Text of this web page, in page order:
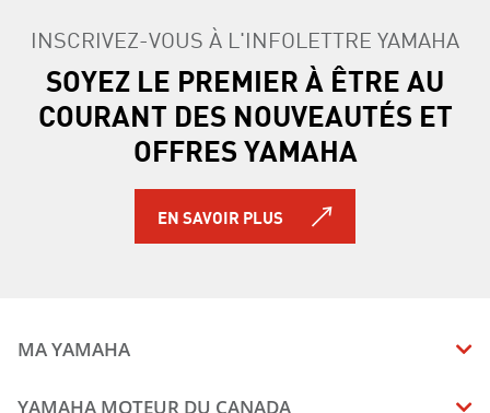
INSCRIVEZ-VOUS À L'INFOLETTRE YAMAHA
SOYEZ LE PREMIER À ÊTRE AU
COURANT DES NOUVEAUTÉS ET
OFFRES YAMAHA
EN SAVOIR PLUS
MA YAMAHA
MANUELS
YAMAHA MOTEUR DU CANADA